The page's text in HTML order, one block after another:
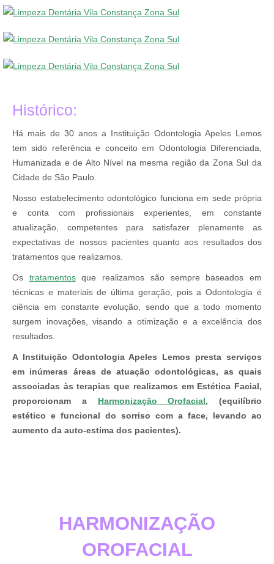
Histórico:
Há mais de 30 anos a Instituição Odontologia Apeles Lemos
tem sido referência e conceito em Odontologia Diferenciada,
Humanizada e de Alto Nível na mesma região da Zona Sul da
Cidade de São Paulo.
Nosso estabelecimento odontológico funciona em sede própria
e conta com profissionais experientes, em constante
atualização, competentes para satisfazer plenamente as
expectativas de nossos pacientes quanto aos resultados dos
tratamentos que realizamos.
Os tratamentosque realizamos são sempre baseados em
técnicas e materiais de última geração, pois a Odontologia é
ciência em constante evolução, sendo que a todo momento
surgem inovações, visando a otimização e a excelência dos
resultados.
A Instituição Odontologia Apeles Lemos presta serviços
em inúmeras áreas de atuação odontológicas, as quais
associadas às terapias que realizamos em Estética Facial,
proporcionam a Harmonização Orofacial, (equilíbrio
estético e funcional do sorriso com a face, levando ao
aumento da auto-estima dos pacientes).
HARMONIZAÇÃO
OROFACIAL